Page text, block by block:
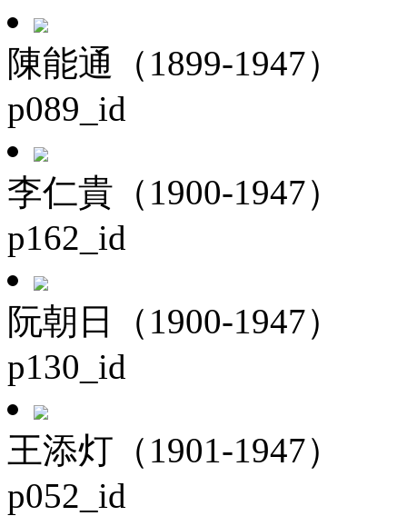
陳能通（1899-1947）
p089_id
李仁貴（1900-1947）
p162_id
阮朝日（1900-1947）
p130_id
王添灯（1901-1947）
p052_id